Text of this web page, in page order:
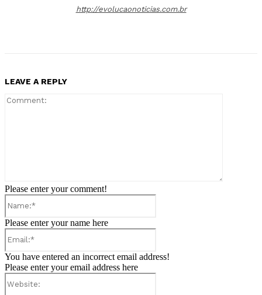
http://evolucaonoticias.com.br
LEAVE A REPLY
Please enter your comment!
Please enter your name here
You have entered an incorrect email address!
Please enter your email address here